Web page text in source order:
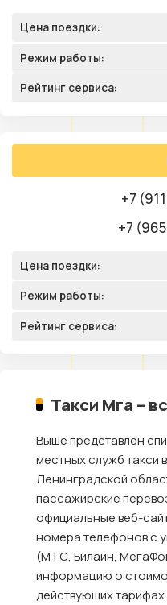
Цена поездки:
Режим работы:
Рейтинг сервиса:
+7
+7
Цена поездки:
Режим работы:
Рейтинг сервиса:
Такси Мга –
Выше представлен
местных служб такси
Ленинградской
пассажирские
официальные веб-
номера телефонов с
(МТС, Билайн,
информацию о
действующих тарифах